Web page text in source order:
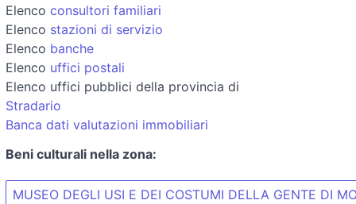
Elenco consultori familiari
Elenco stazioni di servizio
Elenco banche
Elenco uffici postali
Elenco uffici pubblici della provincia di
Stradario
Banca dati valutazioni immobiliari
Beni culturali nella zona:
MUSEO DEGLI USI E DEI COSTUMI DELLA GENTE DI